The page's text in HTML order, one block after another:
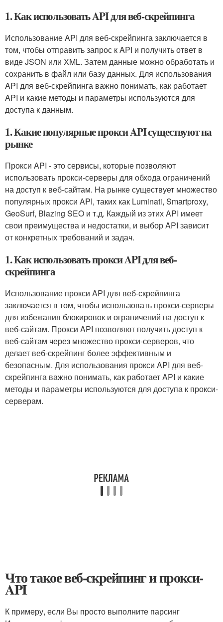
1. Как использовать API для веб-скрейпинга
Использование API для веб-скрейпинга заключается в
том, чтобы отправить запрос к API и получить ответ в
виде JSON или XML. Затем данные можно обработать и
сохранить в файл или базу данных. Для использования
API для веб-скрейпинга важно понимать, как работает
API и какие методы и параметры используются для
доступа к данным.
1. Какие популярные прокси API существуют на
рынке
Прокси API - это сервисы, которые позволяют
использовать прокси-серверы для обхода ограничений
на доступ к веб-сайтам. На рынке существует множество
популярных прокси API, таких как Luminati, Smartproxy,
GeoSurf, Blazing SEO и т.д. Каждый из этих API имеет
свои преимущества и недостатки, и выбор API зависит
от конкретных требований и задач.
1. Как использовать прокси API для веб-
скрейпинга
Использование прокси API для веб-скрейпинга
заключается в том, чтобы использовать прокси-серверы
для избежания блокировок и ограничений на доступ к
веб-сайтам. Прокси API позволяют получить доступ к
веб-сайтам через множество прокси-серверов, что
делает веб-скрейпинг более эффективным и
безопасным. Для использования прокси API для веб-
скрейпинга важно понимать, как работает API и какие
методы и параметры используются для доступа к прокси-
серверам.
Что такое веб-скрейпинг и прокси-
API
К примеру, если Вы просто выполните парсинг